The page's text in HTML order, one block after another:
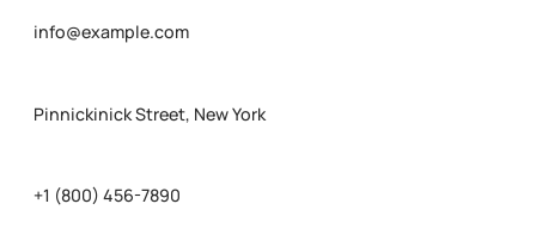
info@example.com
Pinnickinick Street, New York
+1 (800) 456-7890